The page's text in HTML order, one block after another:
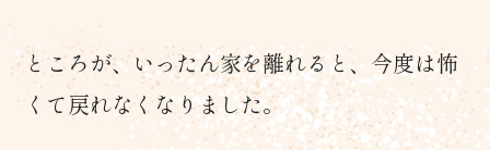
ところが、いったん家を離れると、今度は怖
くて戻れなくなりました。